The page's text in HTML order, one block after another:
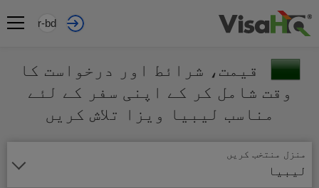
ur-bd
قیمت، شرائط اور درخواست کا
وقت شامل کر کے اپنی سفر کے لئے
مناسب لیبیا ویزا تلاش کریں
منزل منتخب کریں
لیبیا